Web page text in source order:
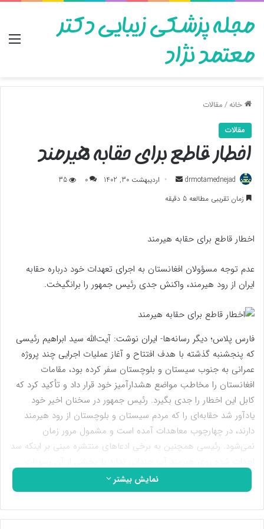
مجله پزشکی زیبایی دکتر
معتمد نژاد
خانه/مقالات
مقالات
اخطار قاطع برای حقابه هیرمند
drmotamednejad
ارسال
به
اردیبهشت 30, 1402 0
35
زمان تقریبی مطالعه 5 دقیقه
اخطار قاطع برای حقابه هیرمند
عدم توجه مسؤولان افغانستان به اجرای تعهدات خود درباره حقابه
ایران از رود هیرمند، واکنش جدی رئیس جمهور را برانگیخت.
فارس پلاس؛ دیگر رسانه‌ها- ایران نوشت: آیت‌الله سید ابراهیم رئیسی
که پنجشنبه گذشته با هدف افتتاح و آغاز عملیات اجرایی چند پروژه
عمرانی به جنوب سیستان و بلوچستان سفر کرده بود، مقامات
افغانستان را مخاطب مواضع هشدار‌آمیز خود قرار داد و تأکید کرد که
کابل این اخطار را جدی بگیرد. رئیس جمهور در سخنان اخیر خود
یادآور شد حقابه‌ای را که مردم سیستان و بلوچستان از رود هیرمند
دارند، در چهارچوب معاهدات آمده است و مشمول مرور زمان
نمی‌شود. رئیسی همچنین به برخی ادعاهای منتشره مبنی بر اینکه سد
است، اشاره و تصریح کرد: «باید هر چه سریع‌تر این اجازه به کارشناسان
ما داده شود تا این مسأله را بررسی کنند، اگر کارشناسان ما این مطلب
را تأیید کردند، بسیار خوب اشکال ندارد، در نبودن آب ما بحثی نداریم،
اما اگر آب وجود دارد، این حق مردم سیستان و بلوچستان باید داده
نمایش بیشتر